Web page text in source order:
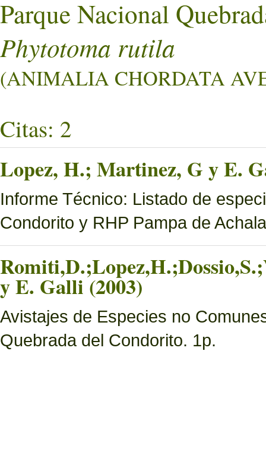
Parque Nacional
Phytotoma rutila
(ANIMALIA CHORDATA
Citas: 2
Lopez, H.; Martinez, G y E.
Informe Técnico: Listado de
Condorito y RHP Pampa de Achala
y E. Galli (2003)
Avistajes de Especies no
Quebrada del Condorito. 1p.